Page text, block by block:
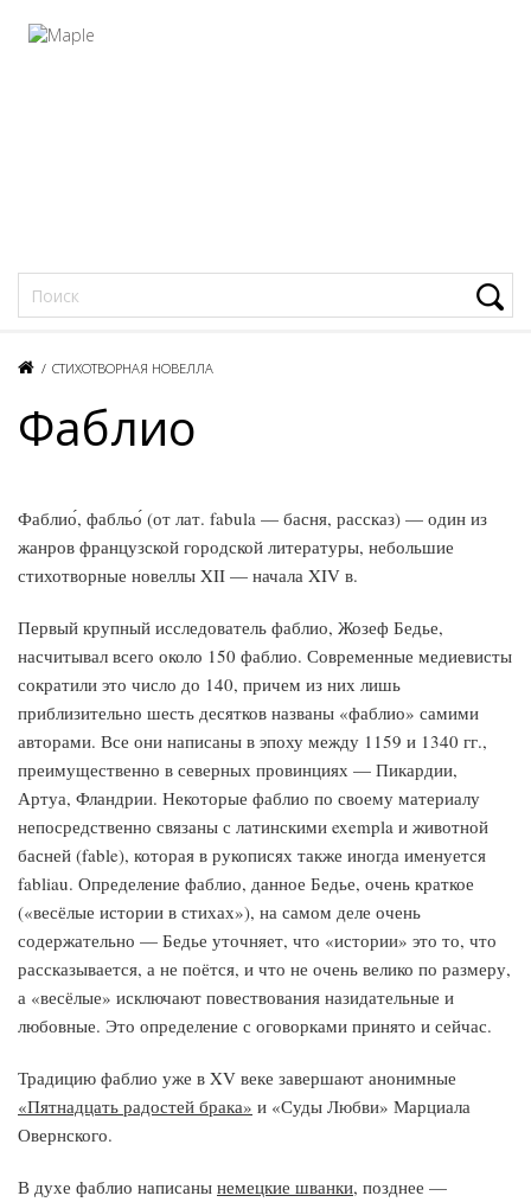
/ СТИХОТВОРНАЯ НОВЕЛЛА
Фаблио
Фаблио́, фабльо́ (от лат. fabula — басня, рассказ) — один из
жанров французской городской литературы, небольшие
стихотворные новеллы XII — начала XIV в.
Первый крупный исследователь фаблио, Жозеф Бедье,
насчитывал всего около 150 фаблио. Современные медиевисты
сократили это число до 140, причем из них лишь
приблизительно шесть десятков названы «фаблио» самими
авторами. Все они написаны в эпоху между 1159 и 1340 гг.,
преимущественно в северных провинциях — Пикардии,
Артуа, Фландрии. Некоторые фаблио по своему материалу
непосредственно связаны с латинскими exempla и животной
басней (fable), которая в рукописях также иногда именуется
fabliau. Определение фаблио, данное Бедье, очень краткое
(«весёлые истории в стихах»), на самом деле очень
содержательно — Бедье уточняет, что «истории» это то, что
рассказывается, а не поётся, и что не очень велико по размеру,
а «весёлые» исключают повествования назидательные и
любовные. Это определение с оговорками принято и сейчас.
Традицию фаблио уже в XV веке завершают анонимные
«Пятнадцать радостей брака» и «Суды Любви» Марциала
Овернского.
В духе фаблио написаны немецкие шванки, позднее —